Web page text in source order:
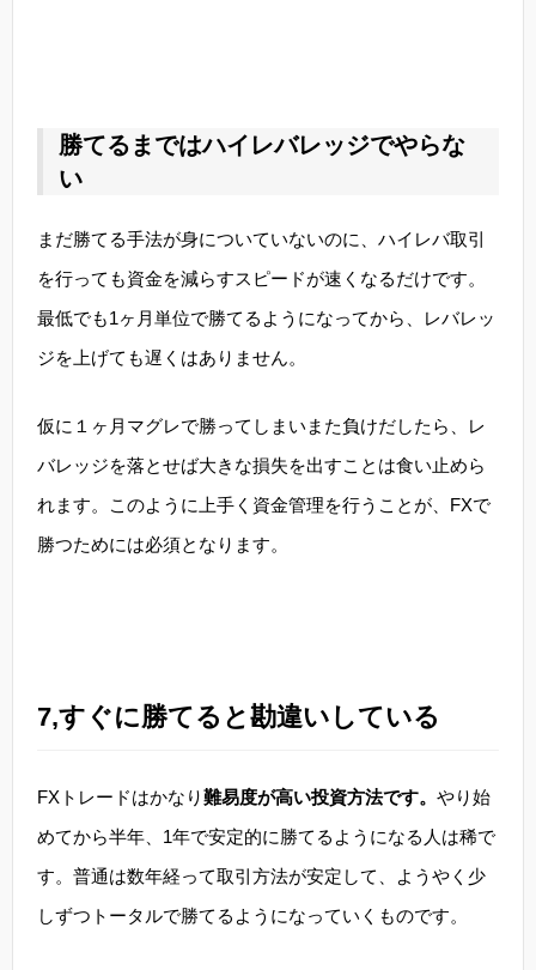
勝てるまではハイレバレッジでやらな
い
まだ勝てる手法が身についていないのに、ハイレバ取引
を行っても資金を減らすスピードが速くなるだけです。
最低でも1ヶ月単位で勝てるようになってから、レバレッ
ジを上げても遅くはありません。
仮に１ヶ月マグレで勝ってしまいまた負けだしたら、レ
バレッジを落とせば大きな損失を出すことは食い止めら
れます。このように上手く資金管理を行うことが、FXで
勝つためには必須となります。
7,すぐに勝てると勘違いしている
FXトレードはかなり難易度が高い投資方法です。 やり始
めてから半年、1年で安定的に勝てるようになる人は稀で
す。普通は数年経って取引方法が安定して、ようやく少
しずつトータルで勝てるようになっていくものです。